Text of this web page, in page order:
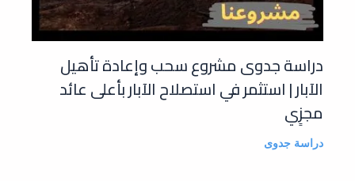
دراسة جدوى مشروع سحب وإعادة تأهيل
الآبار | استثمر في استصلاح الآبار بأعلى عائد
مجزٍي
دراسة جدوى